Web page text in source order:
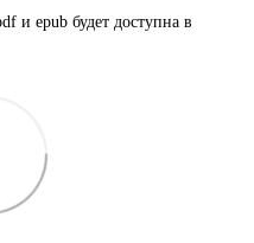
и epub будет доступна в